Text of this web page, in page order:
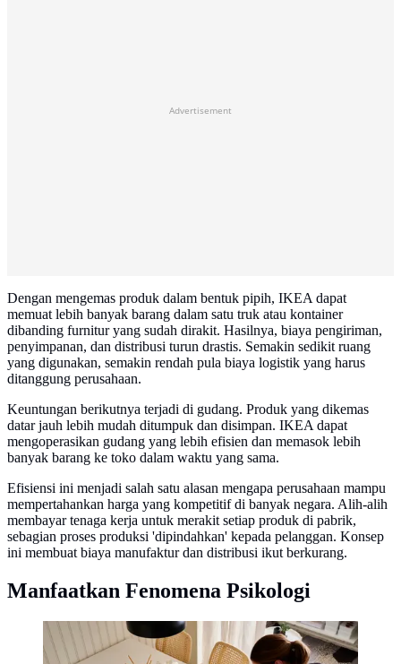
Advertisement
Dengan mengemas produk dalam bentuk pipih, IKEA dapat
memuat lebih banyak barang dalam satu truk atau kontainer
dibanding furnitur yang sudah dirakit. Hasilnya, biaya pengiriman,
penyimpanan, dan distribusi turun drastis. Semakin sedikit ruang
yang digunakan, semakin rendah pula biaya logistik yang harus
ditanggung perusahaan.
Keuntungan berikutnya terjadi di gudang. Produk yang dikemas
datar jauh lebih mudah ditumpuk dan disimpan. IKEA dapat
mengoperasikan gudang yang lebih efisien dan memasok lebih
banyak barang ke toko dalam waktu yang sama.
Efisiensi ini menjadi salah satu alasan mengapa perusahaan mampu
mempertahankan harga yang kompetitif di banyak negara. Alih-alih
membayar tenaga kerja untuk merakit setiap produk di pabrik,
sebagian proses produksi 'dipindahkan' kepada pelanggan. Konsep
ini membuat biaya manufaktur dan distribusi ikut berkurang.
Manfaatkan Fenomena Psikologi
Merakit meja produksi IKEA. (dok. IKEA Indonesia)